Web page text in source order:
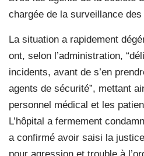
chargée de la surveillance des
La situation a rapidement
ont, selon l’administration,
incidents, avant de s’en
agents de sécurité”, mettant
personnel médical et les
L’hôpital a fermement
a confirmé avoir saisi la
pour agression et trouble à